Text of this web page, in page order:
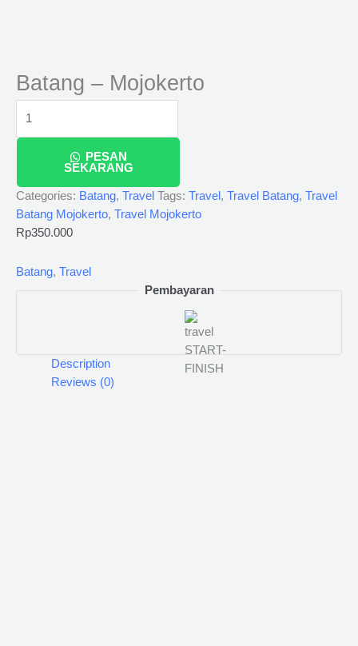
Batang – Mojokerto
PESAN
SEKARANG
Categories: Batang, Travel Tags: Travel , Travel Batang, Travel
Batang Mojokerto, Travel Mojokerto
Rp350.000
Batang, Travel
Pembayaran
Description
Reviews (0)